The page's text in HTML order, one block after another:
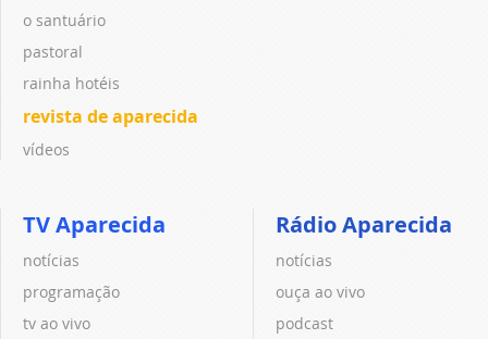
o santuário
pastoral
rainha hotéis
revista de aparecida
vídeos
TV Aparecida
notícias
programação
tv ao vivo
Rádio Aparecida
notícias
ouça ao vivo
podcast